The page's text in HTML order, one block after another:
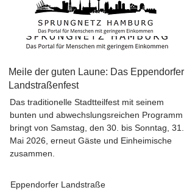
Meile der guten Laune: Das Eppendorfer
Landstraßenfest
Das traditionelle Stadtteilfest mit seinem
bunten und abwechslungsreichen Programm
bringt von Samstag, den 30. bis Sonntag, 31.
Mai 2026, erneut Gäste und Einheimische
zusammen.
Eppendorfer Landstraße